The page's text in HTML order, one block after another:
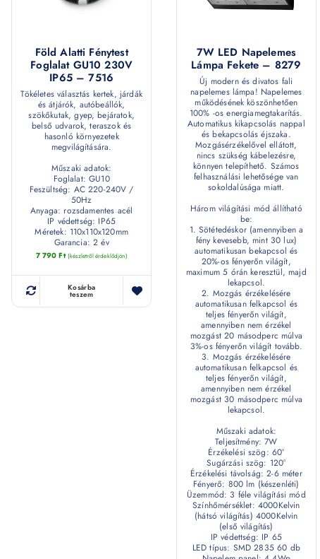
Föld Alatti Fénytest
Foglalat GU10 230V
IP65 – 7516
Tökéletes választás kertek, járdák
és átjárók, autóbeállók,
szökőkutak, gyep, bejáratok,
belső udvarok, teraszok és
hasonló környezetek
megvilágítására.
Műszaki adatok:
Foglalat: GU10
Feszültség: AC 220-240V /
50Hz
Anyaga: rozsdamentes acél
IP védettség: IP65
Méretek: 110x110x120mm
Garancia: 2 év
7 790Ft (készletről érdeklődjön)
Kosárba
teszem
7W LED Napelemes
Lámpa Fekete – 8279
Új modern és divatos fali
napelemes lámpa! Napelemes
működésének köszönhetően
100% -os energiamegtakarítás.
Automatikus kikapcsolás nappal
és bekapcsolás éjszaka.
Mozgásérzékelővel ellátott,
nincs szükség kábelezésre,
könnyen telepíthető. Számos
felhasználási lehetősége van
sokoldalúsága miatt.
Három világítási mód állítható
be:
1. Sötétedéskor (amennyiben a
fény kevesebb, mint 30 lux)
automatikusan bekapcsol és
20%-os fényerőn világít,
maximum 5 órán keresztül, majd
lekapcsol.
2. Mozgás érzékelésére
automatikusan felkapcsol és
teljes fényerőn világít,
amennyiben nem érzékel
mozgást 20 másodperc múlva
3%-os fényerőn világít tovább.
3. Mozgás érzékelésére
automatikusan felkapcsol és
teljes fényerőn világít,
amennyiben nem érzékel
mozgást 30 másodperc múlva
lekapcsol.
Műszaki adatok:
Teljesítmény: 7W
Érzékelési szög: 60°
Sugárzási szög: 120°
Érzékelési távolság: 2-6 méter
Fényerő: 800 lm (készenléti)
Üzemmód: 3 féle világítási mód
Színhőmérséklet: 4000Kelvin
(hátsó világítás) 4000Kelvin
(első világítás)
IP védettség: IP 65
LED típus: SMD 2835 60 db